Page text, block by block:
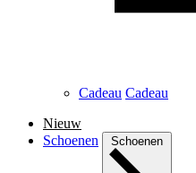
Cadeau Cadeau
Nieuw
Schoenen
Schoenen